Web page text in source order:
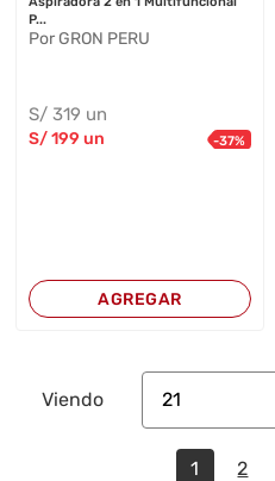
P...
Por GRON PERU
S/319 un
S/199 un -37%
AGREGAR
Viendo 21
1 2